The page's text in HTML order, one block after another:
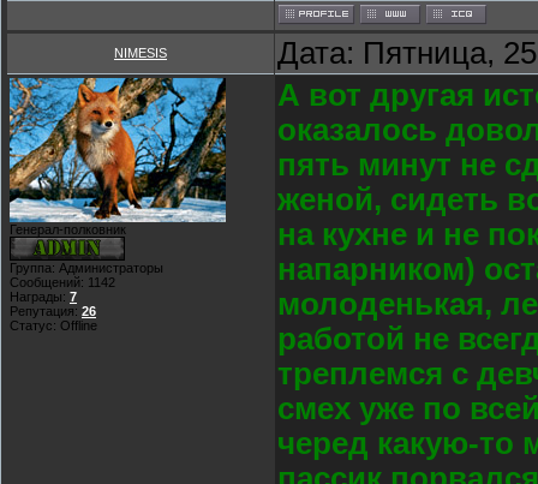
NIMESIS Дата: Пятница,
Генерал-полковник
Группа: Администраторы
Сообщений: 1142
Награды: 7
Репутация: 26
Статус: Offline
А вот другая
оказалось
пять минут не
женой, сидеть
на кухне и не
напарником)
молоденькая,
работой не
треплемся с
смех уже по
черед какую-то